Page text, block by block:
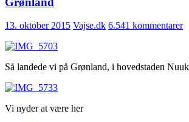
13. oktober 2015 Vajse.dk 6.541 kommentarer
Så landede vi på Grønland, i hovedstaden
Vi nyder at være her